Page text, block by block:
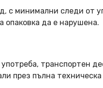
с минимални следи от
опаковка да е нарушена.
транспортен
през пълна